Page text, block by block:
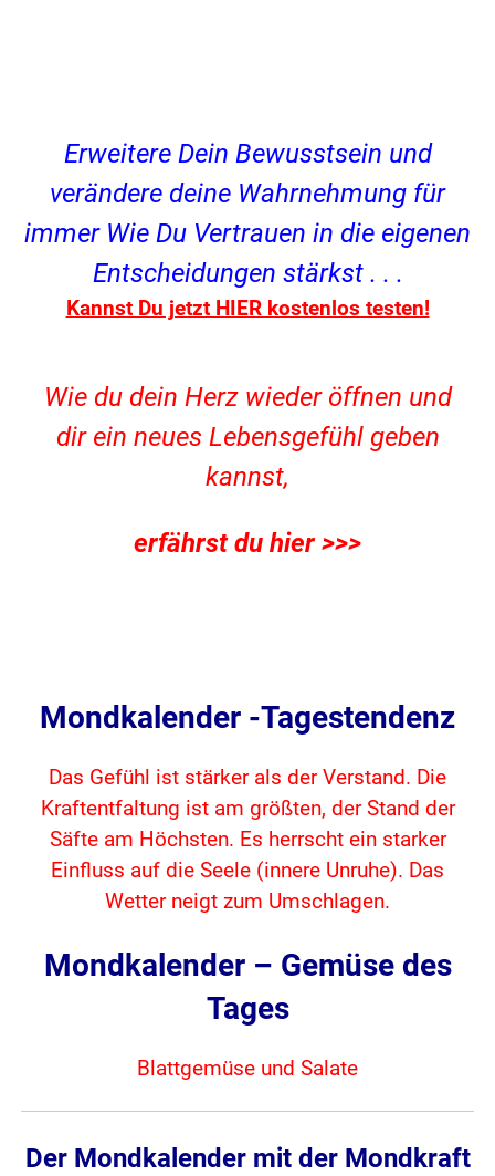
Erweitere Dein Bewusstsein und
verändere deine Wahrnehmung für
immer Wie Du Vertrauen in die eigenen
Entscheidungen stärkst . . .
Kannst Du jetzt HIER kostenlos testen!
Wie du dein Herz wieder öffnen und
dir ein neues Lebensgefühl geben
kannst,
erfährst du hier >>>
Mondkalender -Tagestendenz
Das Gefühl ist stärker als der Verstand. Die
Kraftentfaltung ist am größten, der Stand der
Säfte am Höchsten. Es herrscht ein starker
Einfluss auf die Seele (innere Unruhe). Das
Wetter neigt zum Umschlagen.
Mondkalender – Gemüse des
Tages
Blattgemüse und Salate
Der Mondkalender mit der Mondkraft